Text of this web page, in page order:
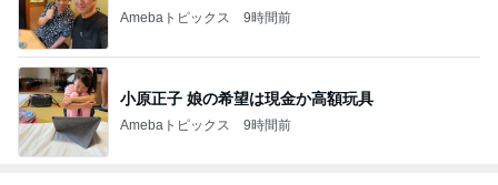
Amebaトピックス 9時間前
小原正子 娘の希望は現金か高額玩具
Amebaトピックス 9時間前